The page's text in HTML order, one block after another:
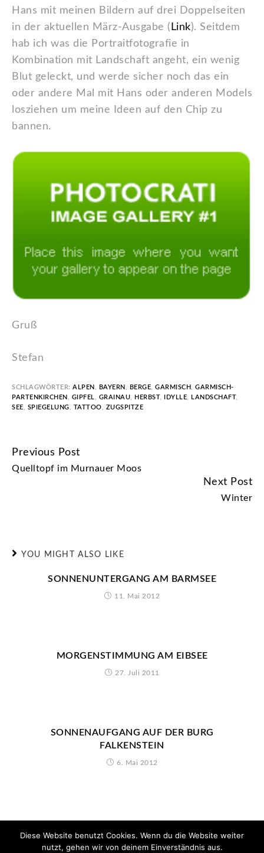
Hans mit meinen Bildern auf drei Doppelseiten
in der aktuellen März-Ausgabe ( Link). Seitdem
hab ich was die Portraitfotografie in
Kombination mit Landschaft angeht, ein wenig
Blut geleckt, und werde sicher noch das ein
oder andere Mal mit Hans oder anderen Models
losziehen um meine Ideen auf den Chip zu
bannen.
Gruß
Stefan
SCHLAGWÖRTER: ALPEN BAYERN BERGE GARMISCH
GARMISCH-
PARTENKIRCHEN
GIPFEL GRAINAU HERBST, IDYLLE LANDSCHAFT,
SEE
SPIEGELUNG TATTOO ZUGSPITZE
CONTINUE
READING
Previous Post
Quelltopf im Murnauer Moos
Next Post
Winter
YOU MIGHT ALSO LIKE
SONNENUNTERGANG AM BARMSEE
11. Mai 2012
MORGENSTIMMUNG AM EIBSEE
27. Juli 2011
SONNENAUFGANG AUF DER BURG
FALKENSTEIN
6. Mai 2012
Diese Website benutzt Cookies. Wenn du die Website weiter
nutzt, gehen wir von deinem Einverständnis aus.